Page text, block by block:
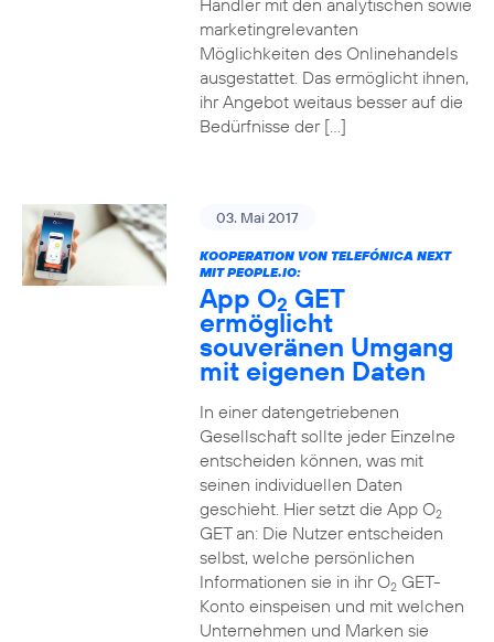
Händler mit den analytischen sowie
marketingrelevanten
Möglichkeiten des Onlinehandels
ausgestattet. Das ermöglicht ihnen,
ihr Angebot weitaus besser auf die
Bedürfnisse der […]
03. Mai 2017
KOOPERATION VON TELEFÓNICA NEXT
MIT PEOPLE.IO:
App O2 GET
ermöglicht
souveränen Umgang
mit eigenen Daten
In einer datengetriebenen
Gesellschaft sollte jeder Einzelne
entscheiden können, was mit
seinen individuellen Daten
geschieht. Hier setzt die App O2
GET an: Die Nutzer entscheiden
selbst, welche persönlichen
Informationen sie in ihr O2GET-
Konto einspeisen und mit welchen
Unternehmen und Marken sie